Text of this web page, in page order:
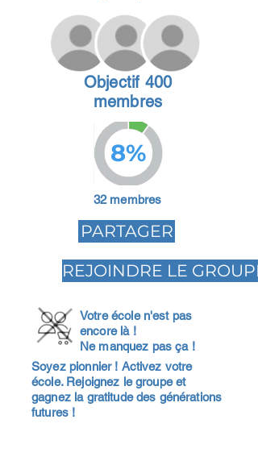
Objectif 400
membres
8%
32 membres
PARTAGER
REJOINDRE LE GROUPE
Votre école n'est pas
encore là !
Ne manquez pas ça !
Soyez pionnier ! Activez votre
école. Rejoignez le groupe et
gagnez la gratitude des générations
futures !